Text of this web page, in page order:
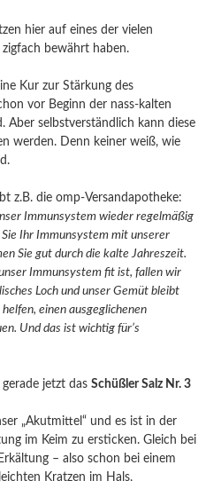
hier auf eines der vielen
bewährt haben.
Kur zur Stärkung des
vor Beginn der nass-kalten
Aber selbstverständlich kann diese
werden. Denn keiner weiß, wie
z.B. die omp-Versandapotheke:
Immunsystem wieder regelmäßig
Ihr Immunsystem mit unserer
Sie gut durch die kalte Jahreszeit.
Immunsystem fit ist, fallen wir
Loch und unser Gemüt bleibt
einen ausgeglichenen
Und das ist wichtig für’s
gerade jetzt das Schüßler Salz Nr. 3
„Akutmittel“ und es ist in der
im Keim zu ersticken. Gleich bei
– also schon bei einem
Kratzen im Hals,